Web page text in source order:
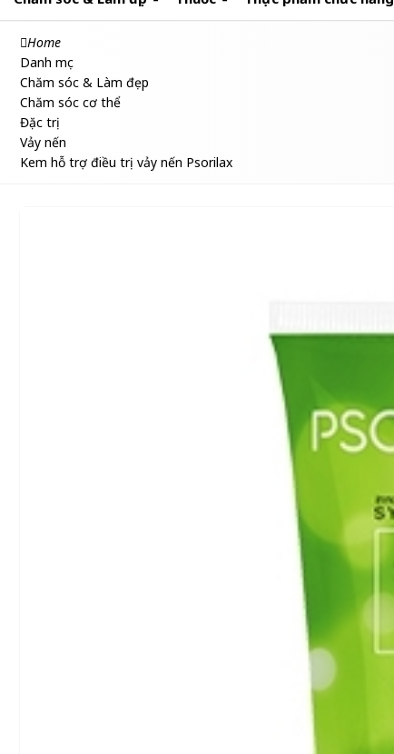
Home
Danh mục
Chăm sóc & Làm đẹp
Chăm sóc cơ thể
Đặc trị
Vảy nến
Kem hỗ trợ điều trị vảy nến Psorilax